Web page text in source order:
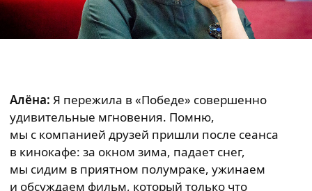
Алёна: Я пережила в «Победе» совершенно
удивительные мгновения. Помню,
мы с компанией друзей пришли после сеанса
в кинокафе: за окном зима, падает снег,
мы сидим в приятном полумраке, ужинаем
и обсуждаем фильм, который только что